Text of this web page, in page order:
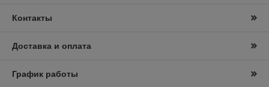
Контакты
Доставка и оплата
График работы